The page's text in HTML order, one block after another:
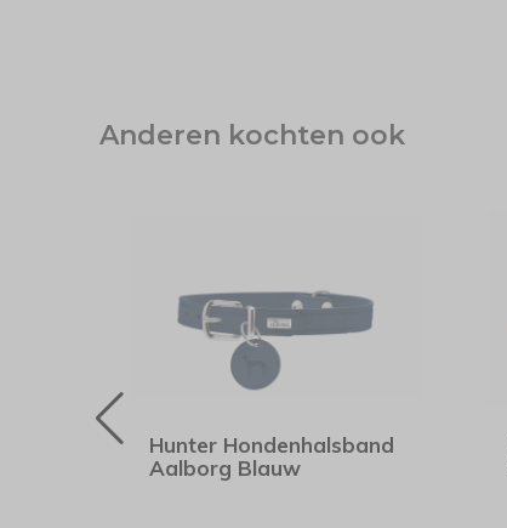
Anderen kochten ook
Hunter Hondenhalsband
Aalborg Blauw